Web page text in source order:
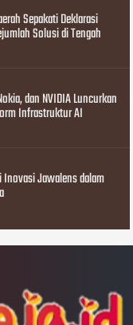
Sepakati Deklarasi
Solusi di Tengah
dan NVIDIA Luncurkan
Infrastruktur AI
Inovasi Jawalens dalam